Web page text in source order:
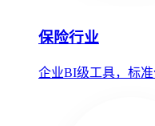
保险行业
企业BI级工具，标